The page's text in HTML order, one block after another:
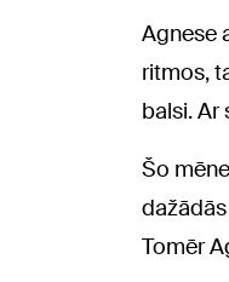
Agnese
ritmos,
balsi. Ar
Šo
Tomēr